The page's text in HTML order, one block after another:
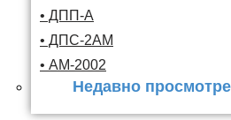
• ДПП-А
• ДПС-2АМ
• АМ-2002
Недавно